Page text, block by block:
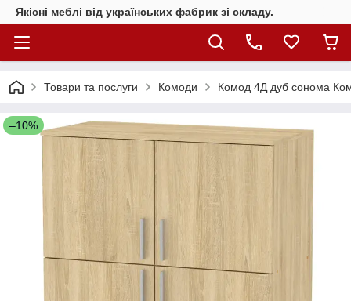
Якісні меблі від українських фабрик зі складу.
Товари та послуги Комоди Комод 4Д дуб сонома
–10%